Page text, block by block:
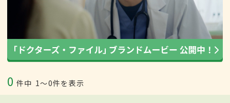
0 件中 1〜0件を表示